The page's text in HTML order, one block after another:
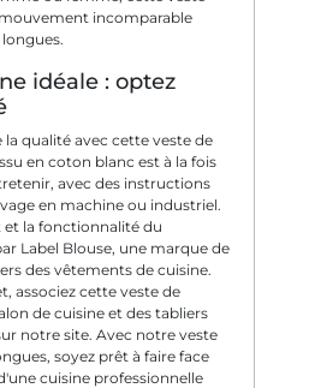
incomparable
idéale : optez
la qualité avec cette veste de
en coton blanc est à la fois
avec des instructions
en machine ou industriel.
la fonctionnalité du
Label Blouse, une marque de
des vêtements de cuisine.
associez cette veste de
de cuisine et des tabliers
notre site. Avec notre veste
soyez prêt à faire face
cuisine professionnelle